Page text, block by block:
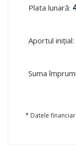
Plata lunară:
Aportul inițial:
Suma
* Datele